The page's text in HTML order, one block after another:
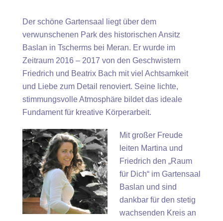
Der schöne Gartensaal liegt über dem
verwunschenen Park des historischen Ansitz
Baslan in Tscherms bei Meran. Er wurde im
Zeitraum 2016 – 2017 von den Geschwistern
Friedrich und Beatrix Bach mit viel Achtsamkeit
und Liebe zum Detail renoviert. Seine lichte,
stimmungsvolle Atmosphäre bildet das ideale
Fundament für kreative Körperarbeit.
Mit großer Freude
leiten Martina und
Friedrich den „Raum
für Dich“ im Gartensaal
Baslan und sind
dankbar für den stetig
wachsenden Kreis an